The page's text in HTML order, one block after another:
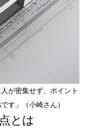
が密集せず、ポイント
す」（小崎さん）
とは